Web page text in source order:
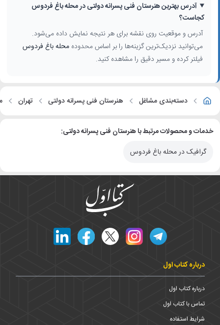
آدرس بهترین هنرستان فنی پسرانه دولتی در محله باغ فردوس
کجاست؟
آدرس و موقعیت روی نقشه برای هر نتیجه نمایش داده می‌شود.
می‌توانید نزدیک‌ترین گزینه‌ها را بر اساس محدودهمحله باغ فردوس
فیلتر کرده و مسیر دقیق را مشاهده کنید.
دسته‌بندی مشاغل هنرستان فنی پسرانه دولتی تهران
خدمات و محصولات مرتبط با هنرستان فنی پسرانه دولتی:
گرافیک در محله باغ فردوس
درباره کتاب اول
درباره کتاب اول
تماس با کتاب اول
شرایط استفاده